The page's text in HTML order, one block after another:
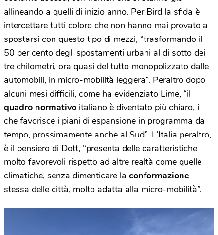
allineando a quelli di inizio anno. Per Bird la sfida è
intercettare tutti coloro che non hanno mai provato a
spostarsi con questo tipo di mezzi, “trasformando il
50 per cento degli spostamenti urbani al di sotto dei
tre chilometri, ora quasi del tutto monopolizzato dalle
automobili, in micro-mobilità leggera”. Peraltro dopo
alcuni mesi difficili, come ha evidenziato Lime, “il
quadro normativo italiano è diventato più chiaro, il
che favorisce i piani di espansione in programma da
tempo, prossimamente anche al Sud”. L’Italia peraltro,
è il pensiero di Dott, “presenta delle caratteristiche
molto favorevoli rispetto ad altre realtà come quelle
climatiche, senza dimenticare la conformazione
stessa delle città, molto adatta alla micro-mobilità”.